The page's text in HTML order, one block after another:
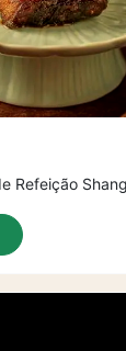
Refeição